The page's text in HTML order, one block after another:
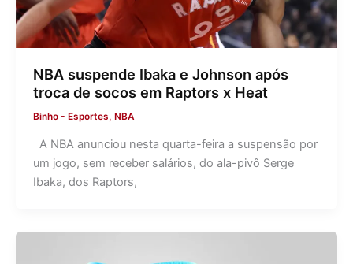
NBA suspende Ibaka e Johnson após
troca de socos em Raptors x Heat
Binho - Esportes, NBA
A NBA anunciou nesta quarta-feira a suspensão por
um jogo, sem receber salários, do ala-pivô Serge
Ibaka, dos Raptors,